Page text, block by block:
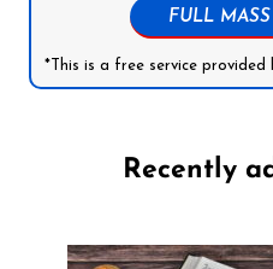
FULL
*This is a free service provided
Recently